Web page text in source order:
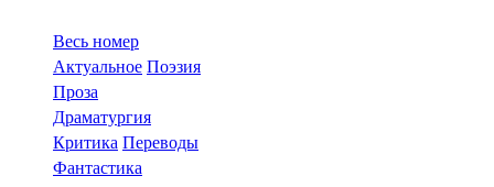
Весь номер
Актуальное Поэзия
Проза
Драматургия
Критика Переводы
Фантастика